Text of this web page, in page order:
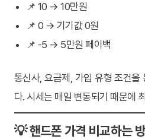
📌 10 → 10만원
📌 0 → 기기값 0원
📌 -5 → 5만원 페이백
통신사, 요금제, 가입 유형 조건을
다. 시세는 매일 변동되기 때문에
💡 핸드폰 가격 비교하는